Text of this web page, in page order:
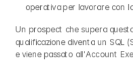
operativa per lavorare con
Un prospect che supera
qualificazione diventa un SQL
e viene passato all'Account